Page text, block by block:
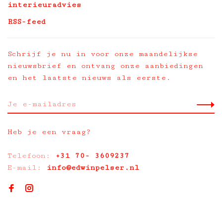
interieuradvies
RSS-feed
Schrijf je nu in voor onze maandelijkse
nieuwsbrief en ontvang onze aanbiedingen
en het laatste nieuws als eerste.
Heb je een vraag?
Telefoon: +31 70- 3609237
E-mail:
info@edwinpelser.nl